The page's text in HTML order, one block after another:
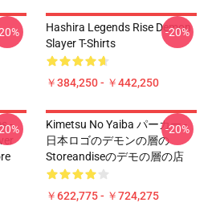
Hashira Legends Rise Demon
Slayer T-Shirts
￥384,250 - ￥442,250
-20%
-
Kimetsu No Yaiba パーカー -
日本ロゴのデモンの層の
Storeandiseのデモの層の店
￥622,775 - ￥724,275
-20%